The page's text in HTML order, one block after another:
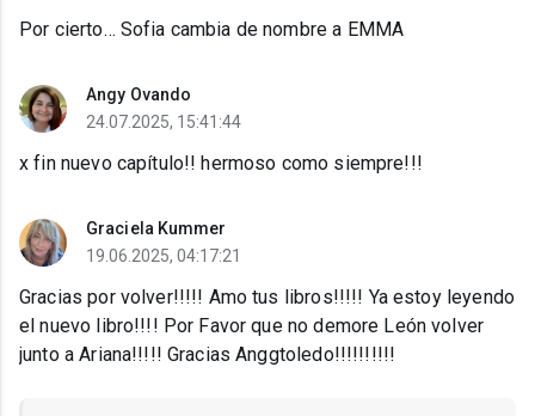
Por cierto… Sofia cambia de nombre a EMMA
Angy Ovando
24.07.2025, 15:41:44
x fin nuevo capítulo!! hermoso como siempre!!!
Graciela Kummer
19.06.2025, 04:17:21
Gracias por volver!!!!! Amo tus libros!!!!! Ya estoy leyendo
el nuevo libro!!!! Por Favor que no demore León volver
junto a Ariana!!!!! Gracias Anggtoledo!!!!!!!!!!